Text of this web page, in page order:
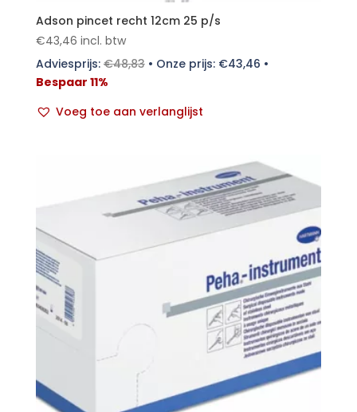
Adson pincet recht 12cm 25 p/s
€43,46 incl. btw
Adviesprijs:€48,83• Onze prijs: €43,46 •
Bespaar 11%
Voeg toe aan verlanglijst